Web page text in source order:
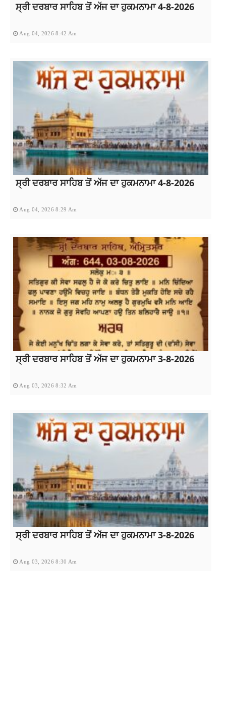
ਸ੍ਰੀ ਦਰਬਾਰ ਸਾਹਿਬ ਤੋਂ ਅੱਜ ਦਾ ਹੁਕਮਨਾਮਾ 4-8-2026
Aug 04, 2026 8:42 Am
ਸ੍ਰੀ ਦਰਬਾਰ ਸਾਹਿਬ ਤੋਂ ਅੱਜ ਦਾ ਹੁਕਮਨਾਮਾ 4-8-2026
Aug 04, 2026 8:29 Am
ਸ੍ਰੀ ਦਰਬਾਰ ਸਾਹਿਬ ਤੋਂ ਅੱਜ ਦਾ ਹੁਕਮਨਾਮਾ 3-8-2026
Aug 03, 2026 8:32 Am
ਸ੍ਰੀ ਦਰਬਾਰ ਸਾਹਿਬ ਤੋਂ ਅੱਜ ਦਾ ਹੁਕਮਨਾਮਾ 3-8-2026
Aug 03, 2026 8:30 Am